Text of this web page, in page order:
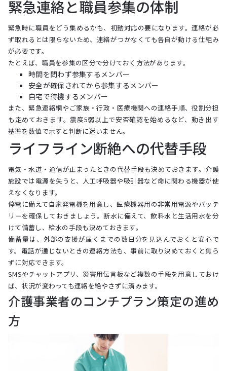
緊急連絡と職員参集の体制
緊急時に職員をどう集めるかも、初動対応の要になります。連絡が必
ず取れるとは限らないため、連絡がつかなくても各自が動ける仕組み
が必要です。
たとえば、職員を参集の区分で分けておく方法があります。
時間を問わず参集するメンバー
安全が確保されてから参集するメンバー
自宅で待機するメンバー
また、緊急連絡網やご家族・行政・医療機関への連絡手順、役割分担
も定めておきます。震度5弱以上で安否確認を始めるなど、動き出す
基準を数値で示すと判断に迷いません。
ライフライン断絶への代替手段
電気・水道・通信が止まったときの代替手段も決めておきます。介護
施設では電源を失うと、人工呼吸器や吸引器など命に関わる機器が使
えなくなります。
停電に備えて自家発電機を用意し、医療機器用の非常用電源やバッテ
リーを確保しておきましょう。断水に備えて、飲料水と生活用水を分
けて備蓄し、給水の手段も決めておきます。
備蓄量は、外部の支援が届くまでの数日分を見込んでおくと安心で
す。電話が通じないときの連絡方法も、事前に取り決めておくと焦ら
ずに対応できます。
SMSやチャットアプリ、災害用伝言板など複数の手段を用意しておけ
ば、状況が変わっても連絡を絶やさずに済みます。
介護事業者のコンチプラン策定の進め
方